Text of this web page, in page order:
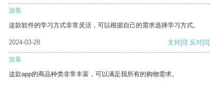
游客
这款软件的学习方式非常灵活，可以根据自己的需求选择学习方式。
2024-03-28 支持[0] 反对[0]
游客
这款app的商品种类非常丰富，可以满足我所有的购物需求。